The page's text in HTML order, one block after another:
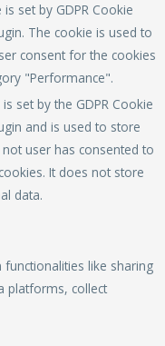
set by GDPR Cookie
The cookie is used to
consent for the cookies
"Performance".
set by the GDPR Cookie
and is used to store
user has consented to
It does not store
data.
like sharing
platforms, collect